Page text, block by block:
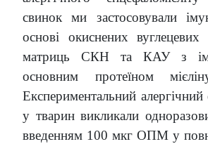
свинок ми застосовували
основі окиснених вуглецевих
матриць СКН та КАУ з
основним протеїном
Експериментальний алергічний
у тварин викликали
введенням 100 мкг ОПМ у